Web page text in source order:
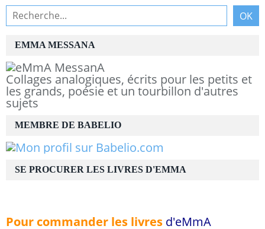
EMMA MESSANA
Collages analogiques, écrits pour les petits et
les grands, poésie et un tourbillon d'autres
sujets
MEMBRE DE BABELIO
SE PROCURER LES LIVRES D'EMMA
Pour commander les livres d'eMmA